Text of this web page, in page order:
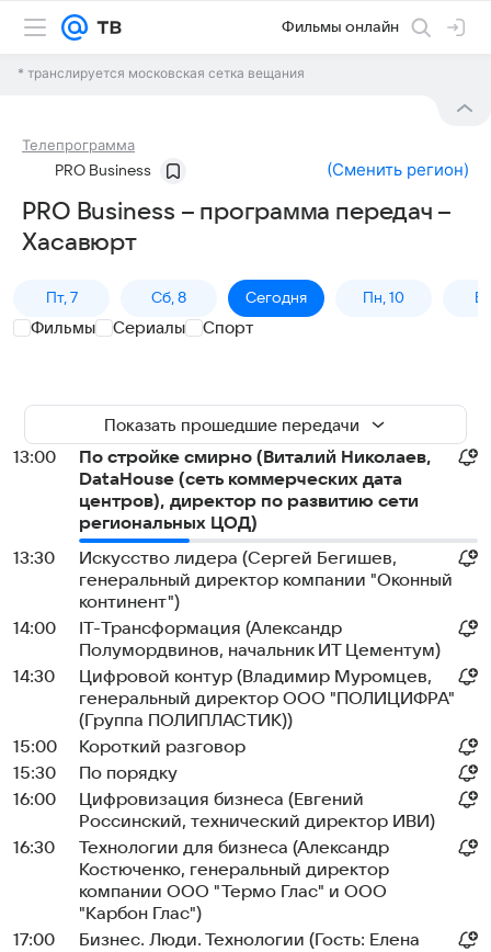
Фильмы онлайн
* транслируется московская сетка вещания
Телепрограмма
PRO Business (Сменить регион)
PRO Business – программа передач –
Хасавюрт
Пт, 7 Сб, 8 Сегодня Пн, 10
Фильмы Сериалы Спорт
Показать прошедшие передачи
13:00
По стройке смирно (Виталий Николаев,
DataHouse (сеть коммерческих дата
центров), директор по развитию сети
региональных ЦОД)
13:30
Искусство лидера (Сергей Бегишев,
генеральный директор компании "Оконный
континент")
14:00
IT-Трансформация (Александр
Полумордвинов, начальник ИТ Цементум)
14:30
Цифровой контур (Владимир Муромцев,
генеральный директор ООО "ПОЛИЦИФРА"
(Группа ПОЛИПЛАСТИК))
15:00
Короткий разговор
15:30
По порядку
16:00
Цифровизация бизнеса (Евгений
Россинский, технический директор ИВИ)
16:30
Технологии для бизнеса (Александр
Костюченко, генеральный директор
компании ООО "Термо Глас" и ООО
"Карбон Глас")
17:00
Бизнес. Люди. Технологии (Гость: Елена